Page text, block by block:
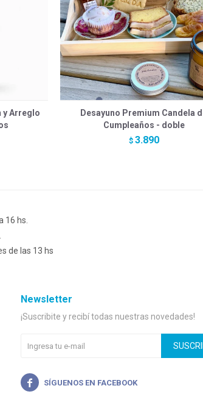
y Arreglo
Desayuno Premium Candela
Cumpleaños - doble
$ 3.890
16 hs.
de las 13 hs
Newsletter
¡Suscribite y recibí todas nuestras novedades!
